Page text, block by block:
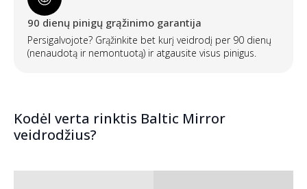
90 dienų pinigų grąžinimo garantija
Persigalvojote? Grąžinkite bet kurį veidrodį per 90 dienų
(nenaudotą ir nemontuotą) ir atgausite visus pinigus.
Kodėl verta rinktis Baltic Mirror
veidrodžius?